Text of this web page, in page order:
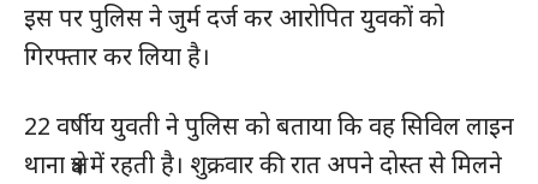
इस पर पुलिस ने जुर्म दर्ज कर आरोपित युवकों को
गिरफ्तार कर लिया है।
22 वर्षीय युवती ने पुलिस को बताया कि वह सिविल लाइन
थाना क्षेत्र में रहती है। शुक्रवार की रात अपने दोस्त से मिलने